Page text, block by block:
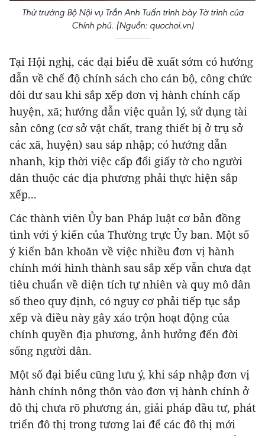
Thứ trưởng Bộ Nội vụ Trần Anh Tuấn trình bày Tờ trình của
Chính phủ. (Nguồn: quochoi.vn)
Tại Hội nghị, các đại biểu đề xuất sớm có hướng
dẫn về chế độ chính sách cho cán bộ, công chức
dôi dư sau khi sắp xếp đơn vị hành chính cấp
huyện, xã; hướng dẫn việc quản lý, sử dụng tài
sản công (cơ sở vật chất, trang thiết bị ở trụ sở
các xã, huyện) sau sáp nhập; có hướng dẫn
nhanh, kịp thời việc cấp đổi giấy tờ cho người
dân thuộc các địa phương phải thực hiện sắp
xếp...
Các thành viên Ủy ban Pháp luật cơ bản đồng
tình với ý kiến của Thường trực Ủy ban. Một số
ý kiến băn khoăn về việc nhiều đơn vị hành
chính mới hình thành sau sắp xếp vẫn chưa đạt
tiêu chuẩn về diện tích tự nhiên và quy mô dân
số theo quy định, có nguy cơ phải tiếp tục sắp
xếp và điều này gây xáo trộn hoạt động của
chính quyền địa phương, ảnh hưởng đến đời
sống người dân.
Một số đại biểu cũng lưu ý, khi sáp nhập đơn vị
hành chính nông thôn vào đơn vị hành chính ở
đô thị chưa rõ phương án, giải pháp đầu tư, phát
triển đô thị trong tương lai để các đô thị mới